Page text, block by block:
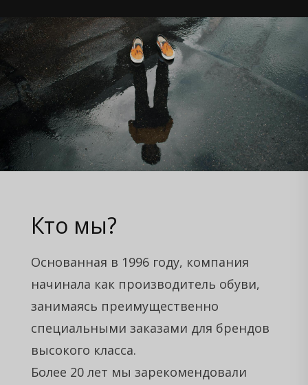
Кто мы?
Основанная в 1996 году, компания
начинала как производитель обуви,
занимаясь преимущественно
специальными заказами для брендов
высокого класса.
Более 20 лет мы зарекомендовали